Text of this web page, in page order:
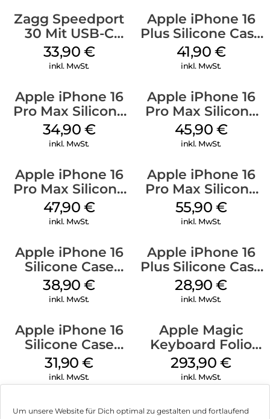
Um unsere Website für Dich optimal zu gestalten und fortlaufend
Zagg Speedport
30 Mit USB-C
Kabel Weiß
33,90 €
inkl. MwSt.
Apple iPhone 16
Plus Silicone Case
MagSafe Stone
Gray
41,90 €
inkl. MwSt.
Apple iPhone 16
Pro Max Silicone
Case MagSafe
Denim
34,90 €
inkl. MwSt.
Apple iPhone 16
Pro Max Silicone
Case MagSafe
Ultramarine
45,90 €
inkl. MwSt.
Apple iPhone 16
Pro Max Silicone
Case MagSafe
Black
47,90 €
inkl. MwSt.
Apple iPhone 16
Pro Max Silicone
Case MagSafe
Stone Gray
55,90 €
inkl. MwSt.
Apple iPhone 16
Silicone Case
MagSafe
Ultramarine
38,90€
inkl. MwSt.
Apple iPhone 16
Plus Silicone Case
MagSafe Black
28,90€
inkl. MwSt.
Apple iPhone 16
Silicone Case
MagSafe Fuchsia
31,90€
inkl. MwSt.
Apple Magic
Keyboard Folio
iPad 10.9″ (10.Gen.)
Weiß
293,90€
inkl. MwSt.